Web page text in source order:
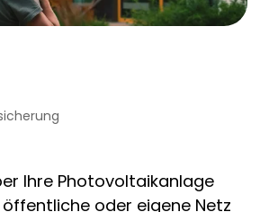
Ihre Photovoltaikanlage
oder eigene Netz